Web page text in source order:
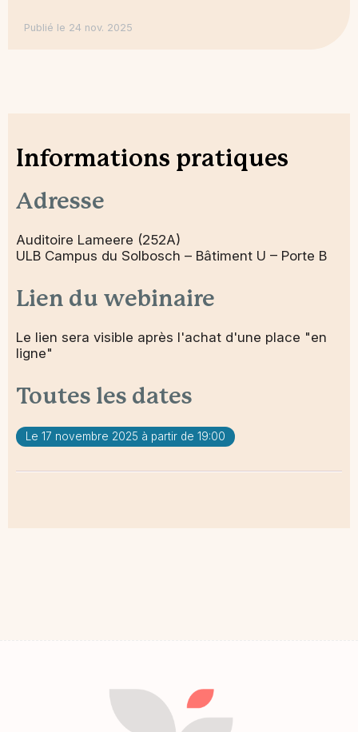
Publié le 24 nov. 2025
Informations pratiques
Adresse
Auditoire Lameere (252A)
ULB Campus du Solbosch – Bâtiment U – Porte B
Lien du webinaire
Le lien sera visible après l'achat d'une place "en
ligne"
Toutes les dates
Le 17 novembre 2025 à partir de 19:00